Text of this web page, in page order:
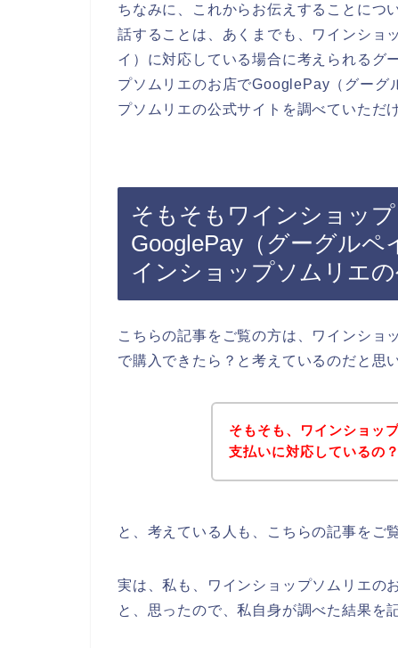
ちなみに、これからお伝えすることにつ
話することは、あくまでも、ワインショ
イ）に対応している場合に考えられるグ
プソムリエのお店でGooglePay（グーグ
プソムリエの公式サイトを調べていただ
そもそもワインショッ
GooglePay（グーグル
インショップソムリエ
こちらの記事をご覧の方は、ワインショ
で購入できたら？と考えているのだと思
そもそも、ワインショッ
支払いに対応しているの？
と、考えている人も、こちらの記事をご
実は、私も、ワインショップソムリエの
と、思ったので、私自身が調べた結果を